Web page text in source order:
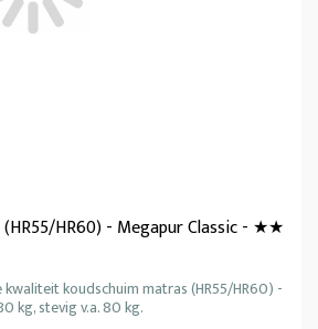
HR60) - Megapur Classic - ★★
koudschuim matras (HR55/HR60) -
kg, stevig v.a. 80 kg.